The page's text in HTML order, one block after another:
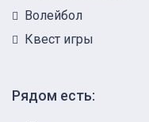
Волейбол
Квест игры
Рядом есть: